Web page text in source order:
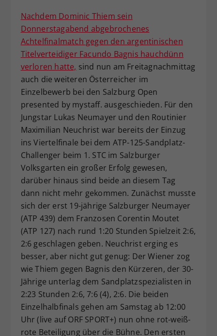
Nachdem Dominic Thiem sein
Donnerstagabend abgebrochenes
Achtelfinalmatch gegen den argentinischen
Titelverteidiger Facundo Bagnis hauchdünn
verloren hatte, sind nun am Freitagnachmittag
auch die weiteren Österreicher im
Einzelbewerb bei den Salzburg Open
presented by mystaff. ausgeschieden. Für den
Jungstar Lukas Neumayer und den Routinier
Maximilian Neuchrist war bereits der Einzug
ins Viertelfinale bei dem ATP-125-Sandplatz-
Challenger beim 1. STC im Salzburger
Volksgarten ein großer Erfolg gewesen,
darüber hinaus sind beide an diesem Tag
dann nicht mehr gekommen. Zunächst musste
sich der erst 19-jährige Salzburger Neumayer
(ATP 439) dem Franzosen Corentin Moutet
(ATP 127) nach rund 1:20 Stunden Spielzeit 2:6,
2:6 geschlagen geben. Neuchrist erging es
besser, aber nicht gut genug: Der Wiener zog
wie Thiem gegen Bagnis den Kürzeren, der 30-
Jährige unterlag dem Sandplatzspezialisten in
2:23 Stunden 2:6, 7:6 (4), 2:6. Die beiden
Einzelhalbfinals gehen am Samstag ab 12:00
Uhr (live auf ORF SPORT+) nun ohne rot-weiß-
rote Beteiligung über die Bühne. Den ersten
Zweck
Dieser Wert speichert Ihre Consent-
Einstellungen. Unter anderem eine
zufällig generierte ID, für die
historische Speicherung Ihrer
vorgenommen Einstellungen, falls der
Webseiten-Betreiber dies eingestellt
hat.